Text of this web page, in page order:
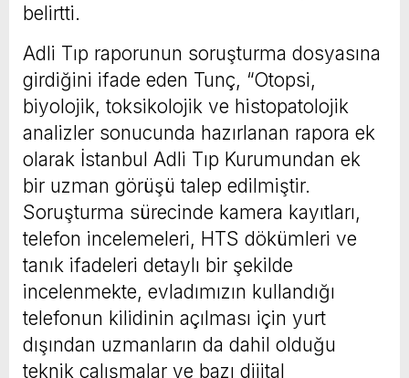
belirtti.
Adli Tıp raporunun soruşturma dosyasına
girdiğini ifade eden Tunç, “Otopsi,
biyolojik, toksikolojik ve histopatolojik
analizler sonucunda hazırlanan rapora ek
olarak İstanbul Adli Tıp Kurumundan ek
bir uzman görüşü talep edilmiştir.
Soruşturma sürecinde kamera kayıtları,
telefon incelemeleri, HTS dökümleri ve
tanık ifadeleri detaylı bir şekilde
incelenmekte, evladımızın kullandığı
telefonun kilidinin açılması için yurt
dışından uzmanların da dahil olduğu
teknik çalışmalar ve bazı dijital